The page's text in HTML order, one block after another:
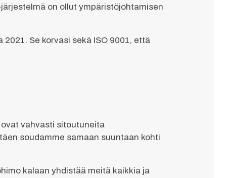
on ollut ympäristöjohtamisen
Se korvasi sekä ISO 9001, että
vahvasti sitoutuneita
soudamme samaan suuntaan kohti
kalaan yhdistää meitä kaikkia ja